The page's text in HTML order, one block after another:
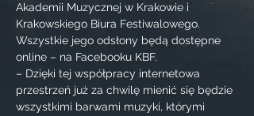
Akademii Muzycznej w Krakowie i
Krakowskiego Biura Festiwalowego.
Wszystkie jego odsłony będą dostępne
online – na Facebooku KBF.
– Dzięki tej współpracy internetowa
przestrzeń już za chwilę mienić się będzie
wszystkimi barwami muzyki, którymi